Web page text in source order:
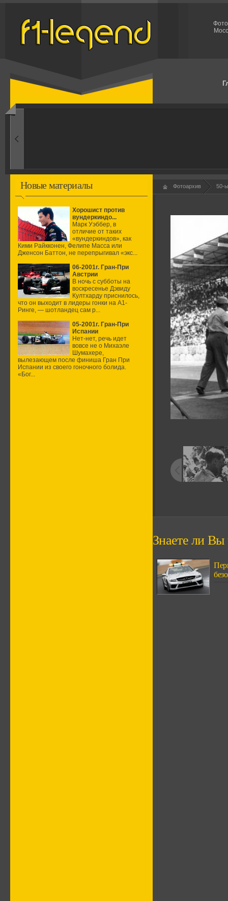
1960-ые
Новые материалы
Хорошист против
вундеркиндо...
Марк Уэббер, в
отличие от таких
«вундеркиндов», как
Кими Райкконен, Фелипе Масса или
Дженсон Баттон, не перепрыгивал «экс...
06-2001г. Гран-При
Австрии
В ночь с субботы на
воскресенье Дэвиду
Култхарду приснилось,
что он выходит в лидеры гонки на А1-
Ринге, — шотландец сам р...
05-2001г. Гран-При
Испании
Нет-нет, речь идет
вовсе не о Михаэле
Шумахере,
вылезающем после финиша Гран При
Испании из своего гоночного болида.
«Бог...
Фотоархив 50-
Знаете ли Вы